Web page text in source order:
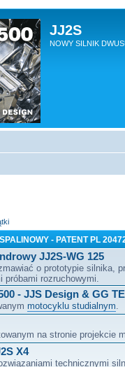
JJ2S
NOWY SILNIK
- PATENT PL
JJ2S-WG 125
o prototypie silnika,
rozruchowymi.
- JJS Design & GG
motocyklu studialnym
na stronie projekcie
X4
technicznymi